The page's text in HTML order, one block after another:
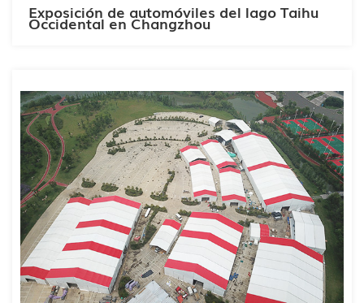
Exposición de automóviles del lago Taihu
Occidental en Changzhou